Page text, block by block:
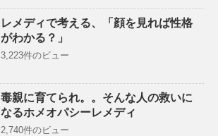
レメディで考える、「顔を見れば性格
がわかる？」
3,223件のビュー
毒親に育てられ。。そんな人の救いに
なるホメオパシーレメディ
2,740件のビュー